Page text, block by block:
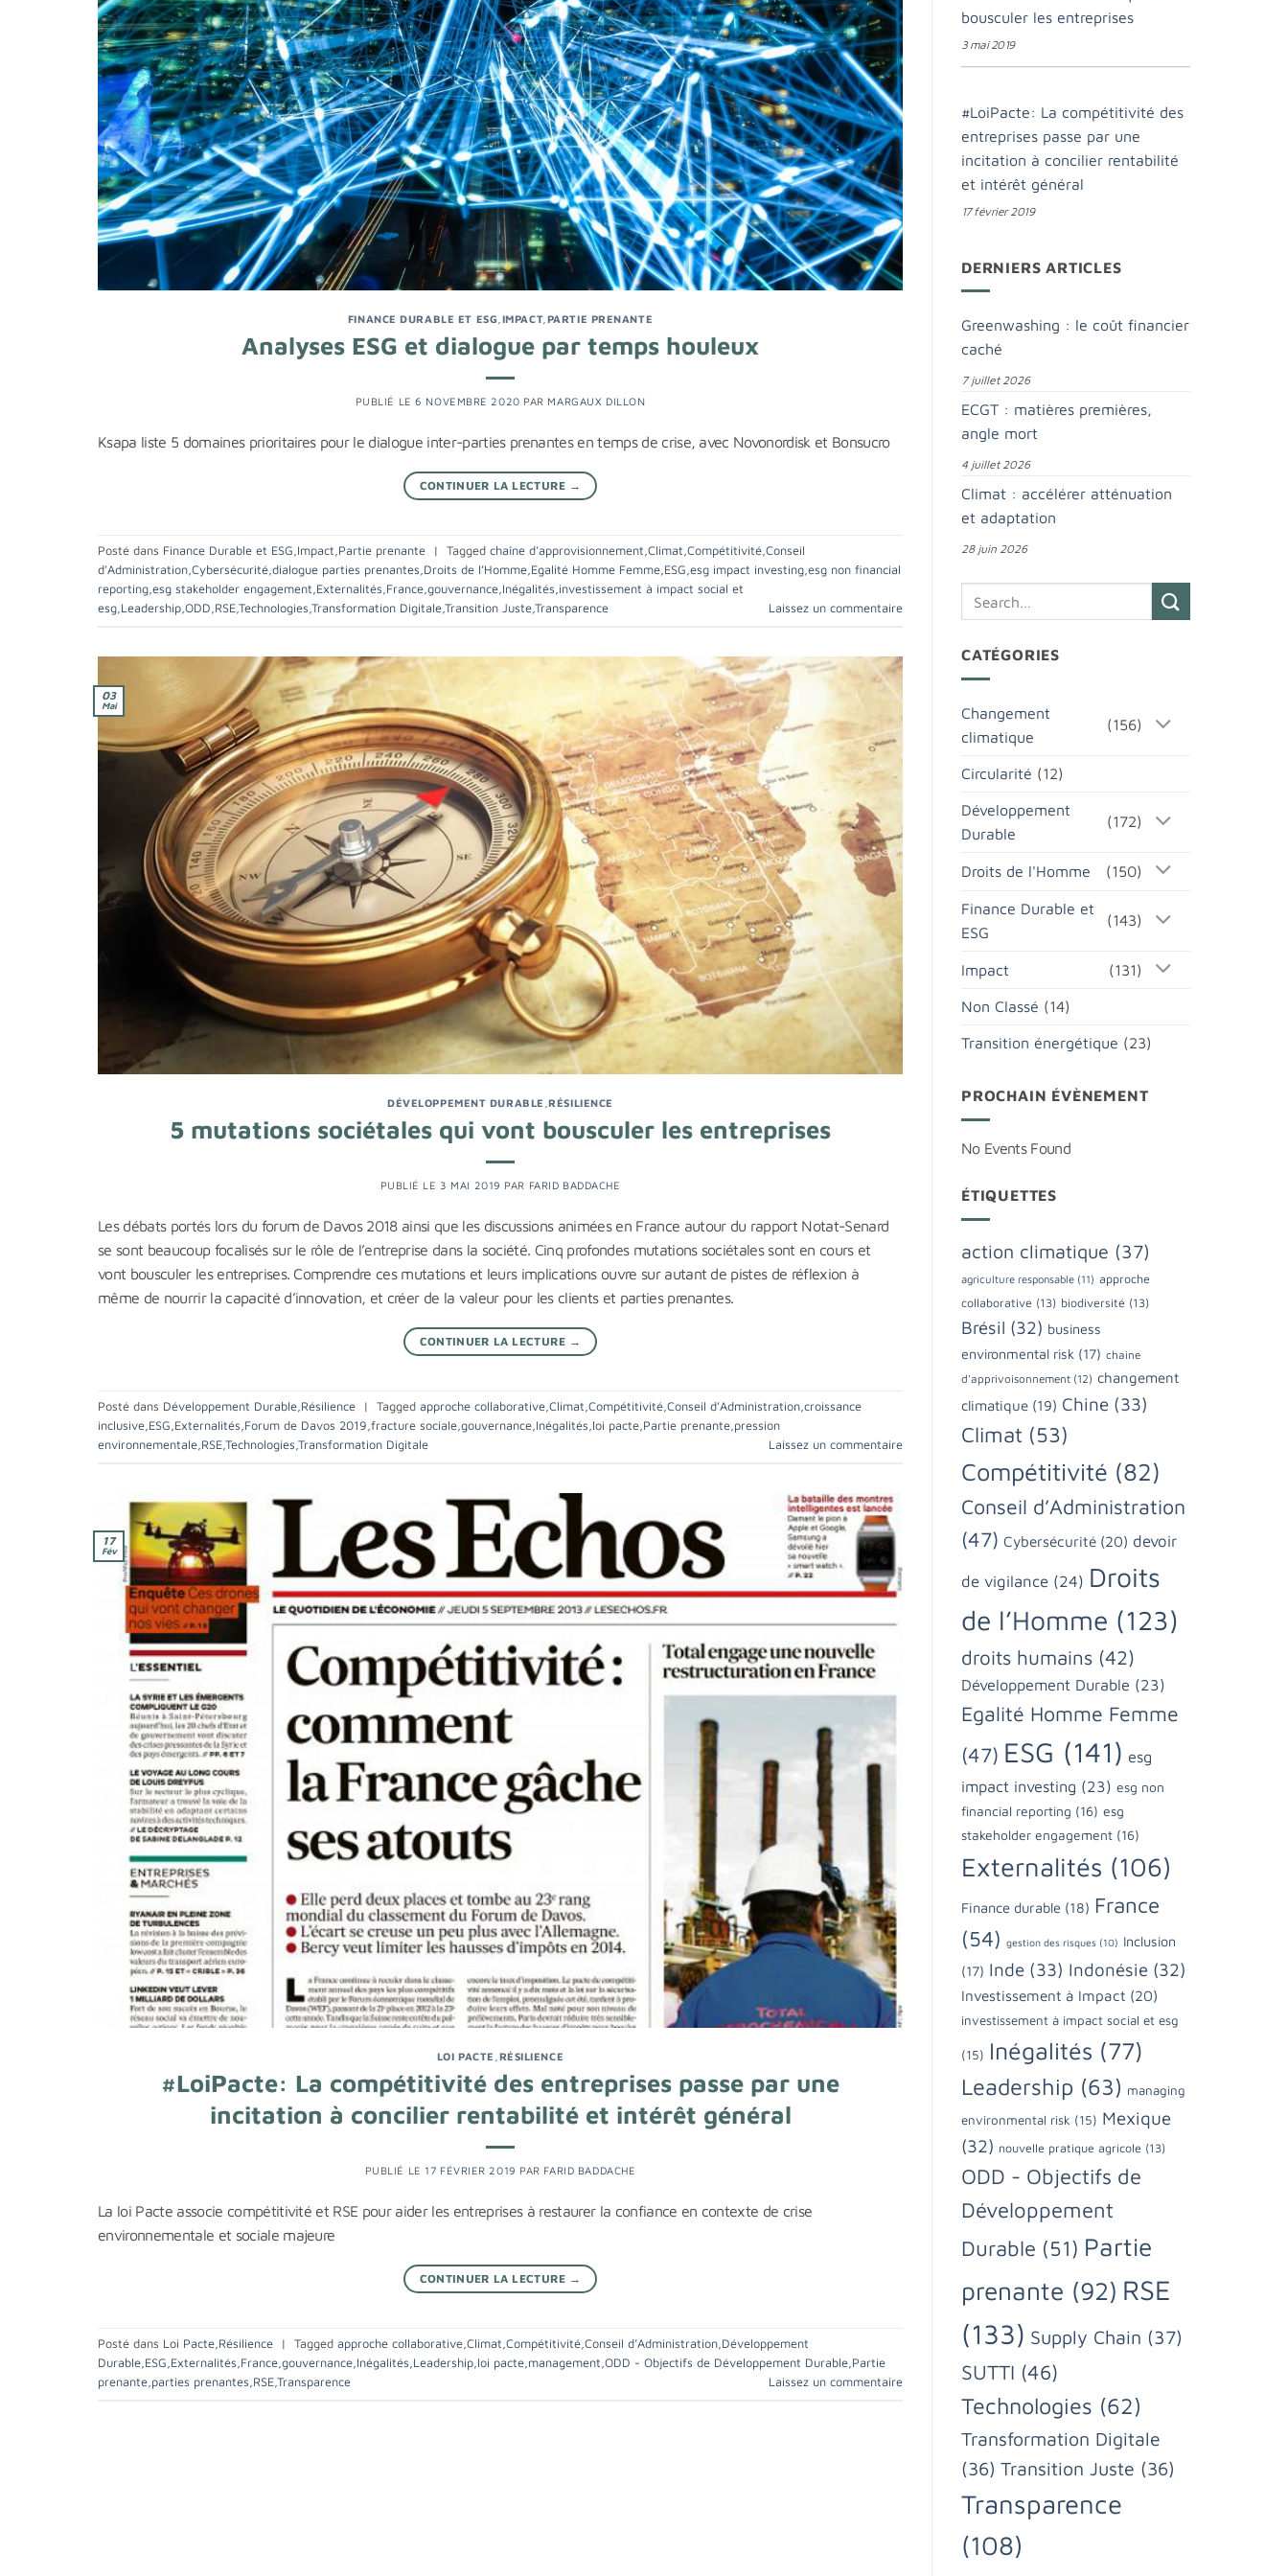
FINANCE DURABLE ET ESG IMPACT, PARTIE PRENANTE
Analyses ESG et dialogue par temps houleux
PUBLIÉ LE6 NOVEMBRE 2020 PAR MARGAUX DILLON
Ksapa liste 5 domaines prioritaires pour le dialogue inter-parties prenantes en temps de crise, avec Novonordisk et Bonsucro
CONTINUER LA LECTURE →
Posté dans Finance Durable et ESG,Impact,Partie prenante | Tagged chaîne d'approvisionnement,Climat,Compétitivité,Conseil
d’Administration,Cybersécurité,dialogue parties prenantes,Droits de l’Homme,Egalité Homme Femme,ESG,esg impact investing,esg non financial
reporting,esg stakeholder engagement,Externalités,France,gouvernance,Inégalités,investissement à impact social et
esg,Leadership,ODD,RSE,Technologies,Transformation Digitale,Transition Juste,Transparence Laissez un commentaire
03
Mai
DÉVELOPPEMENT DURABLE ,RÉSILIENCE
5 mutations sociétales qui vont bousculer les entreprises
PUBLIÉ LE 3 MAI 2019 PAR FARID BADDACHE
Les débats portés lors du forum de Davos 2018 ainsi que les discussions animées en France autour du rapport Notat-Senard
se sont beaucoup focalisés sur le rôle de l’entreprise dans la société. Cinq profondes mutations sociétales sont en cours et
vont bousculer les entreprises. Comprendre ces mutations et leurs implications ouvre sur autant de pistes de réflexion à
même de nourrir la capacité d’innovation, et créer de la valeur pour les clients et parties prenantes.
CONTINUER LA LECTURE →
Posté dans Développement Durable,Résilience | Tagged approche collaborative,Climat,Compétitivité,Conseil d’Administration,croissance
inclusive,ESG,Externalités,Forum de Davos 2019,fracture sociale,gouvernance,Inégalités,loi pacte,Partie prenante,pression
environnementale,RSE,Technologies,Transformation Digitale Laissez un commentaire
17
Fév
LOI PACTE RÉSILIENCE
#LoiPacte: La compétitivité des entreprises passe par une
incitation à concilier rentabilité et intérêt général
PUBLIÉ LE 17 FÉVRIER 2019 PAR FARID BADDACHE
La loi Pacte associe compétitivité et RSE pour aider les entreprises à restaurer la confiance en contexte de crise
environnementale et sociale majeure
CONTINUER LA LECTURE →
Posté dans Loi Pacte,Résilience | Tagged approche collaborative,Climat,Compétitivité,Conseil d’Administration,Développement
Durable,ESG,Externalités,France,gouvernance,Inégalités,Leadership,loi pacte,management,ODD - Objectifs de Développement Durable,Partie
prenante,parties prenantes,RSE,Transparence Laissez un commentaire
bousculer les entreprises
3 mai 2019
#LoiPacte: La compétitivité des
entreprises passe par une
incitation à concilier rentabilité
et intérêt général
17 février 2019
DERNIERS ARTICLES
Greenwashing : le coût financier
caché
7 juillet 2026
ECGT : matières premières,
angle mort
4 juillet 2026
Climat : accélérer atténuation
et adaptation
28 juin 2026
CATÉGORIES
Changement
climatique
(156)
Circularité (12)
Développement
Durable
(172)
Droits de l'Homme (150)
Finance Durable et
ESG
(143)
Impact (131)
Non Classé (14)
Transition énergétique (23)
PROCHAIN ÉVÈNEMENT
No Events Found
ÉTIQUETTES
action climatique (37)
agriculture responsable (11) approche
collaborative (13) biodiversité (13)
Brésil (32) business
environmental risk (17) chaine
d'apprivoisonnement (12) changement
climatique (19) Chine (33)
Climat (53)
Compétitivité (82)
Conseil d’Administration
(47) Cybersécurité (20) devoir
de vigilance (24) Droits
de l’Homme (123)
droits humains (42)
Développement Durable (23)
Egalité Homme Femme
(47) ESG (141) esg
impact investing (23) esg non
financial reporting (16) esg
stakeholder engagement (16)
Externalités (106)
Finance durable (18) France
(54) gestion des risques (10) Inclusion
(17) Inde (33) Indonésie (32)
Investissement à Impact (20)
investissement à impact social et esg
(15) Inégalités (77)
Leadership (63) managing
environmental risk (15) Mexique
(32) nouvelle pratique agricole (13)
ODD - Objectifs de
Développement
Durable (51) Partie
prenante (92) RSE
(133) Supply Chain (37)
SUTTI (46)
Technologies (62)
Transformation Digitale
(36) Transition Juste (36)
Transparence
(108)